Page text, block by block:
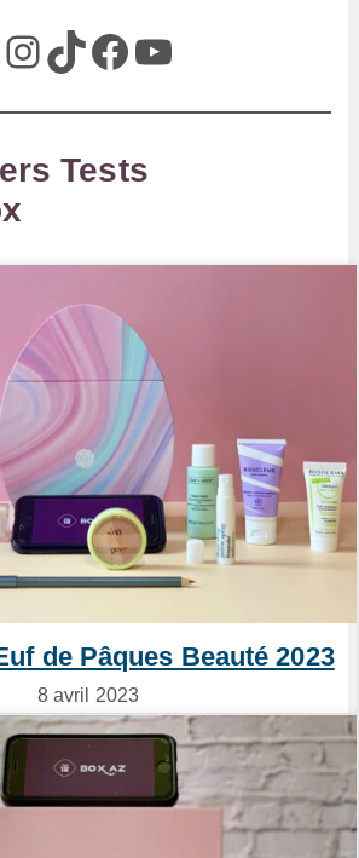
@box_az_off
@box_az
Box AZ @Box-AZ
Tests
de Pâques Beauté 2023
8 avril 2023